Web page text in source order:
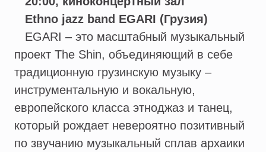
Ethno jazz band EGARI (Грузия)
EGARI – это масштабный музыкальный
проект The Shin, объединяющий в себе
традиционную грузинскую музыку –
инструментальную и вокальную,
европейского класса этноджаз и танец,
который рождает невероятно позитивный
по звучанию музыкальный сплав архаики